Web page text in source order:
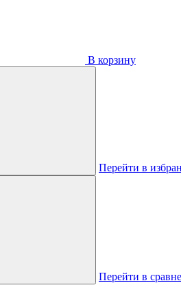
В корзину
Перейти в
Перейти в